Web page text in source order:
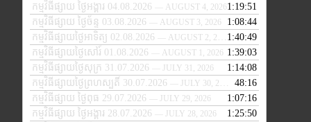
កម្មវិធីផ្សាយ ថ្ងៃអង្គារ 04.08.2026
— AUGUST 4, 20261:19:51
កម្មវិធីផ្សាយ ថ្ងៃច័ន្ទ 03.08.2026
— AUGUST 3, 2026
1:08:44
កម្មវិធីផ្សាយថ្ងៃអាទិត្យ 02.08.2026
— AUGUST 2, 2026
1:40:49
កម្មវិធីផ្សាយថ្ងៃសៅរ៍ 01.08.2026
— AUGUST 1, 2026 1:39:03
កម្មវិធីផ្សាយថ្ងៃសុក្រ 31.07.2026
— JULY 31, 2026
1:14:08
កម្មវិធីផ្សាយថ្ងៃព្រហស្បតិ៍ 30.07.2026
— JULY 30, 2026
48:16
កម្មវិធីផ្សាយ ថ្ងៃពុធ 29.07.2026
— JULY 29, 2026
1:07:16
កម្មវិធីផ្សាយ ថ្ងៃអង្គារ 28.07.2026
— JULY 28, 2026
1:25:50